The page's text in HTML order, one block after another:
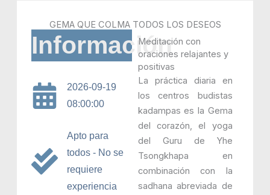
GEMA QUE COLMA TODOS LOS DESEOS
Información
2026-09-19
08:00:00
Apto para
todos - No se
requiere
experiencia
Meditación con
oraciones relajantes y
positivas
La práctica diaria en
los centros budistas
kadampas es la Gema
del corazón, el yoga
del Guru de Yhe
Tsongkhapa en
combinación con la
sadhana abreviada de